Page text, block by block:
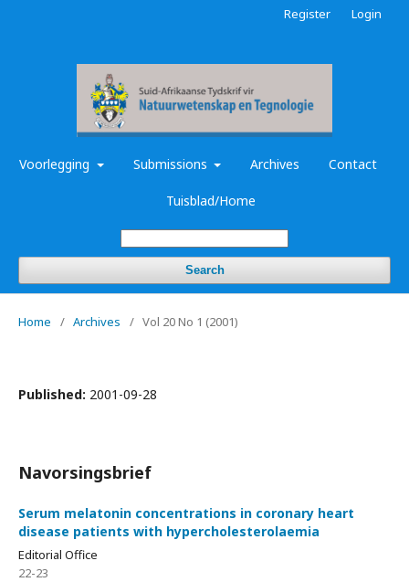
Voorlegging Submissions Archives Contact
Tuisblad/Home
Search
Register Login
Home / Archives / Vol 20 No 1 (2001)
Published: 2001-09-28
Navorsingsbrief
Serum melatonin concentrations in coronary heart
disease patients with hypercholesterolaemia
Editorial Office
22-23